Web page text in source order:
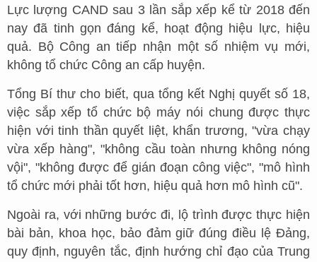
Lực lượng CAND sau 3 lần sắp xếp kể từ 2018 đến
nay đã tinh gọn đáng kể, hoạt động hiệu lực, hiệu
quả. Bộ Công an tiếp nhận một số nhiệm vụ mới,
không tổ chức Công an cấp huyện.
Tổng Bí thư cho biết, qua tổng kết Nghị quyết số 18,
việc sắp xếp tổ chức bộ máy nói chung được thực
hiện với tinh thần quyết liệt, khẩn trương, "vừa chạy
vừa xếp hàng", "không cầu toàn nhưng không nóng
vội", "không được để gián đoạn công việc", "mô hình
tổ chức mới phải tốt hơn, hiệu quả hơn mô hình cũ".
Ngoài ra, với những bước đi, lộ trình được thực hiện
bài bản, khoa học, bảo đảm giữ đúng điều lệ Đảng,
quy định, nguyên tắc, định hướng chỉ đạo của Trung